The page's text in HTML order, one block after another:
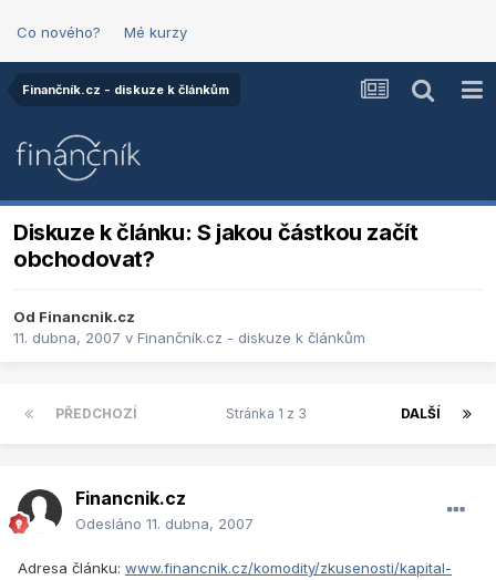
Co nového? Mé kurzy
Finančník.cz - diskuze k článkům
Diskuze k článku: S jakou částkou začít
obchodovat?
Od Financnik.cz
11. dubna, 2007 v Finančník.cz - diskuze k článkům
PŘEDCHOZÍ DALŠÍ
Stránka 1 z 3
Financnik.cz
Odesláno 11. dubna, 2007
Adresa článku: www.financnik.cz/komodity/zkusenosti/kapital-